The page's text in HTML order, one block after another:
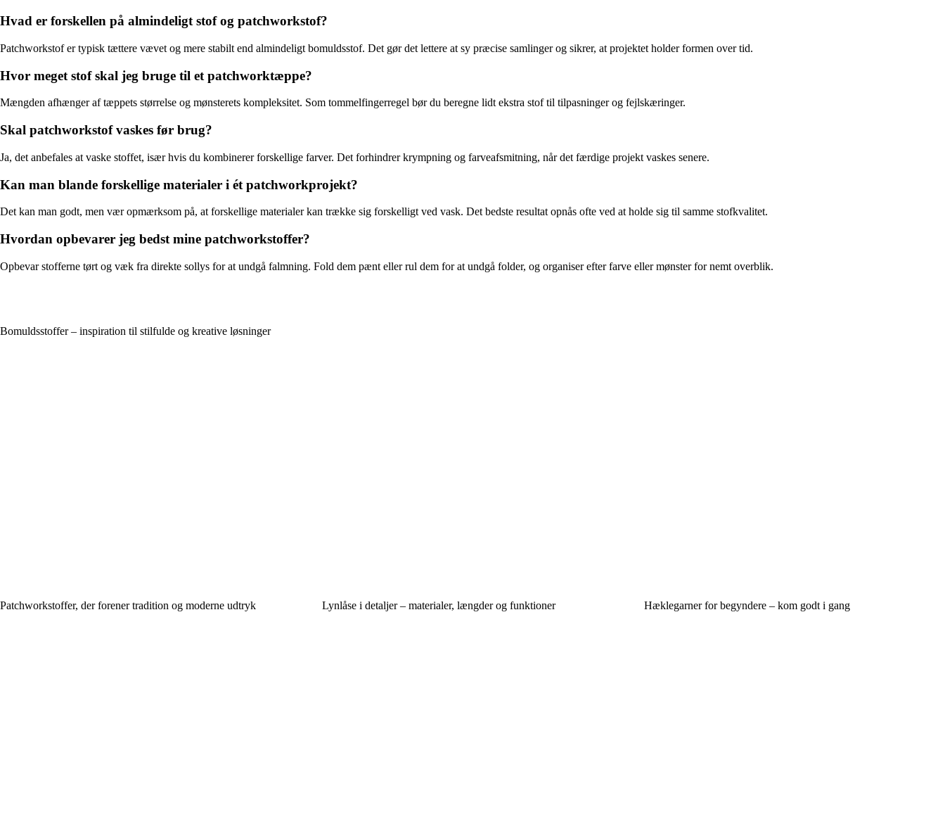
Hvad er forskellen på almindeligt stof og patchworkstof?
Patchworkstof er typisk tættere vævet og mere stabilt end almindeligt bomuldsstof. Det gør det lettere at sy præcise samlinger og sikrer, at projektet holder formen over tid.
Hvor meget stof skal jeg bruge til et patchworktæppe?
Mængden afhænger af tæppets størrelse og mønsterets kompleksitet. Som tommelfingerregel bør du beregne lidt ekstra stof til tilpasninger og fejlskæringer.
Skal patchworkstof vaskes før brug?
Ja, det anbefales at vaske stoffet, især hvis du kombinerer forskellige farver. Det forhindrer krympning og farveafsmitning, når det færdige projekt vaskes senere.
Kan man blande forskellige materialer i ét patchworkprojekt?
Det kan man godt, men vær opmærksom på, at forskellige materialer kan trække sig forskelligt ved vask. Det bedste resultat opnås ofte ved at holde sig til samme stofkvalitet.
Hvordan opbevarer jeg bedst mine patchworkstoffer?
Opbevar stofferne tørt og væk fra direkte sollys for at undgå falmning. Fold dem pænt eller rul dem for at undgå folder, og organiser efter farve eller mønster for nemt overblik.
Bomuldsstoffer – inspiration til stilfulde og kreative løsninger
Patchworkstoffer, der forener tradition og moderne udtryk Lynlåse i detaljer – materialer, længder og funktioner Hæklegarner for begyndere – kom godt i gang